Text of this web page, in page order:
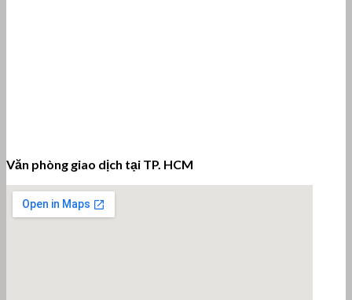
Văn phòng giao dịch tại TP. HCM